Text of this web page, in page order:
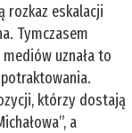
rozkaz eskalacji
Tymczasem
uznała to
którzy dostają
a